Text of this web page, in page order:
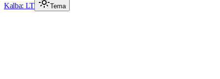
Kalba: LT Tema